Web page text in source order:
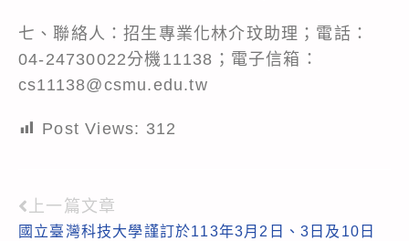
七、聯絡人：招生專業化林介玟助理；電話：
04-24730022分機11138；電子信箱：
cs11138@csmu.edu.tw
Post Views: 312
Read
上一篇文章
國立臺灣科技大學謹訂於113年3月2日、3日及10日